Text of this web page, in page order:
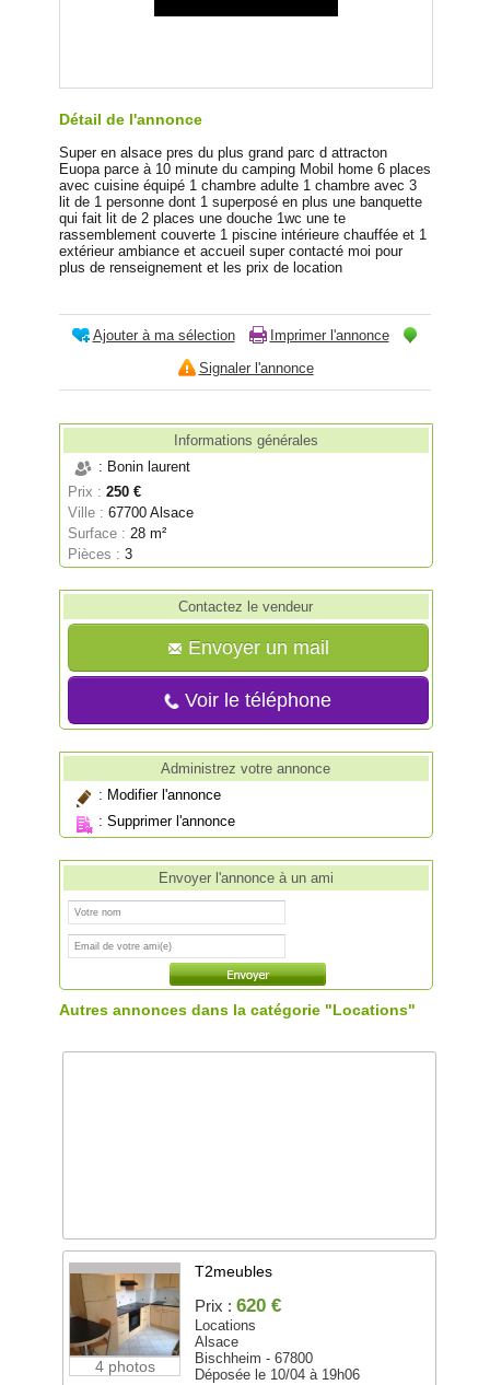
Détail de l'annonce
Super en alsace pres du plus grand parc d attracton
Euopa parce à 10 minute du camping Mobil home 6 places
avec cuisine équipé 1 chambre adulte 1 chambre avec 3
lit de 1 personne dont 1 superposé en plus une banquette
qui fait lit de 2 places une douche 1wc une te
rassemblement couverte 1 piscine intérieure chauffée et 1
extérieur ambiance et accueil super contacté moi pour
plus de renseignement et les prix de location
Ajouter à ma sélection
Imprimer l'annonce
Signaler l'annonce
Informations générales
: Bonin laurent
Prix : 250 €
Ville :67700 Alsace
Surface : 28 m²
Pièces : 3
Contactez le vendeur
Envoyer un mail
Voir le téléphone
Administrez votre annonce
: Modifier l'annonce
:Supprimer l'annonce
Envoyer l'annonce à un ami
Autres annonces dans la catégorie "Locations"
4 photos
T2meubles
Prix : 620 €
Locations
Alsace
Bischheim - 67800
Déposée le 10/04 à 19h06